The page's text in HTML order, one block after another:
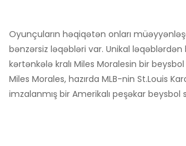
Oyunçuların həqiqətən onları
bənzərsiz ləqəbləri var. Unikal
kərtənkələ kralı Miles Moralesin bir
Miles Morales, hazırda MLB-nin St.Louis
imzalanmış bir Amerikalı peşəkar beysbol